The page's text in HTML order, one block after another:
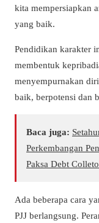
kita mempersiapkan
yang baik.
Pendidikan karakter
membentuk
menyempurnakan
baik, berpotensi dan
Baca juga:
Perkembangan
Paksa Debt
Ada beberapa cara
PJJ berlangsung.